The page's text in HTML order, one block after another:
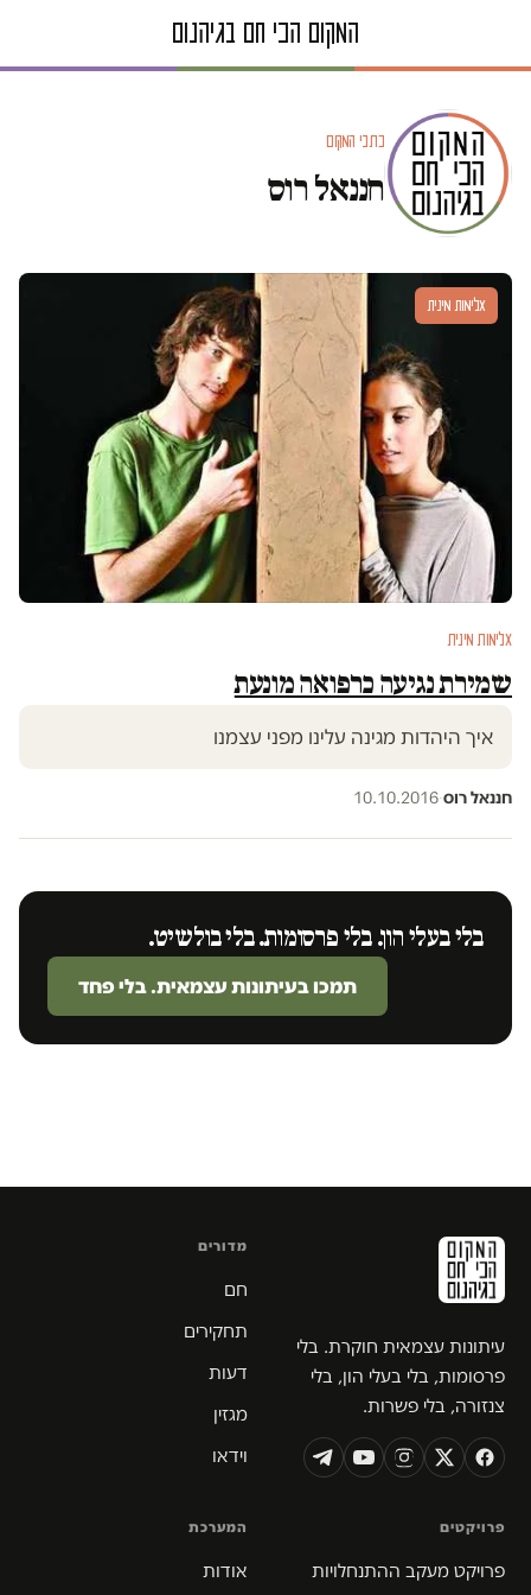
כתבי המקום
חננאל רוס
אלימות מינית
אלימות מינית
שמירת נגיעה כרפואה מונעת
איך היהדות מגינה עלינו מפני עצמנו
חננאל רוס·
10.10.2016
בלי בעלי הון. בלי פרסומות. בלי בולשיט.
תמכו בעיתונות עצמאית. בלי פחד
עיתונות עצמאית חוקרת. בלי
פרסומות, בלי בעלי הון, בלי
צנזורה, בלי פשרות.
מדורים
חם
תחקירים
דעות
מגזין
וידאו
פרויקטים
פרויקט מעקב ההתנחלויות
המערכת
אודות